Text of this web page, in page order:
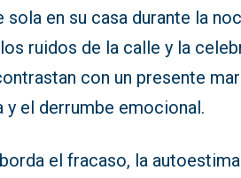
sola en su casa durante la
ruidos de la calle y la
con un presente
y el derrumbe emocional.
el fracaso, la